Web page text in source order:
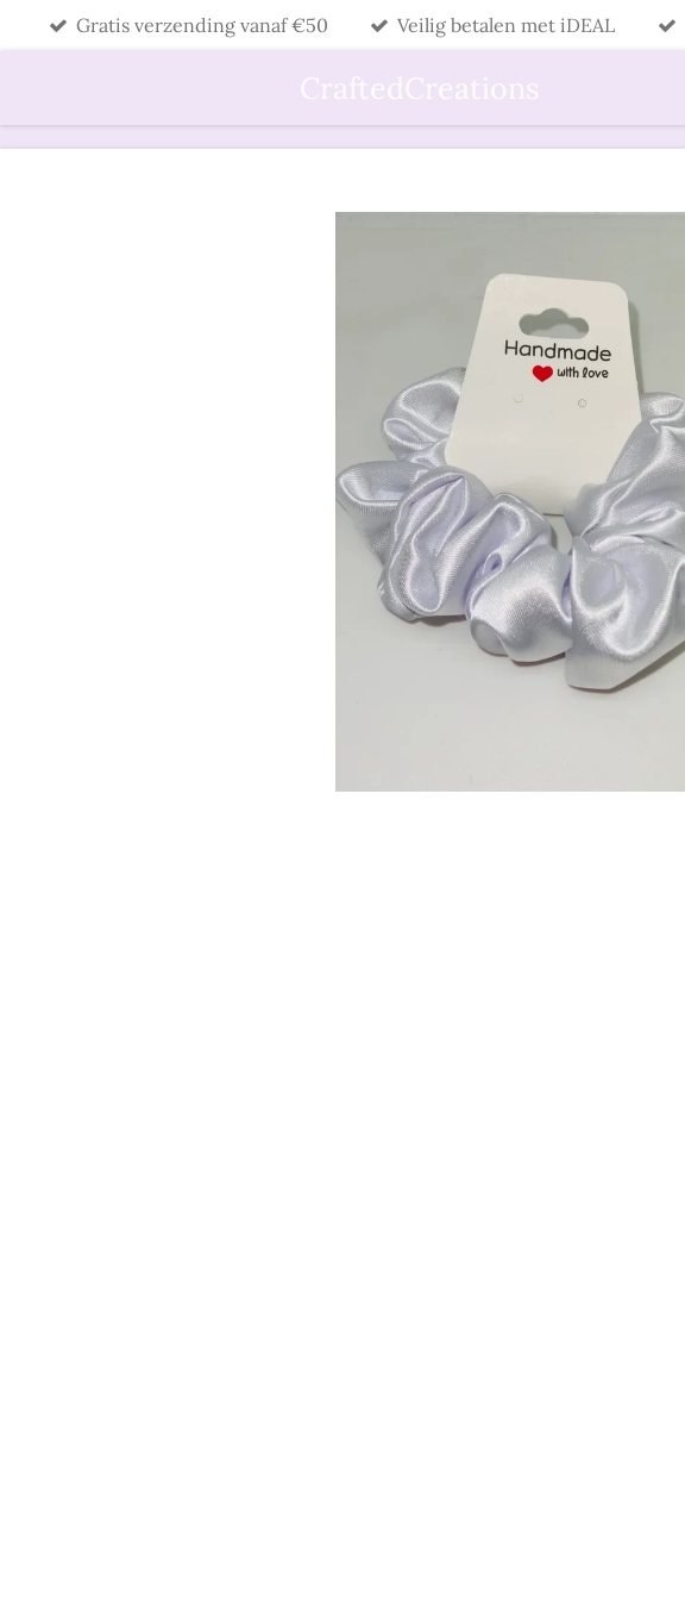
hoofdinhoud
Gratis verzending vanaf €50 Veilig betalen met iDEAL
CraftedCreations